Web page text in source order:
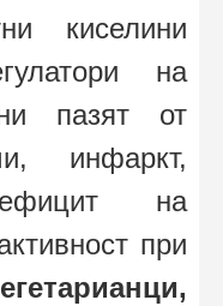
киселини
на
пазят от
инфаркт,
на
при